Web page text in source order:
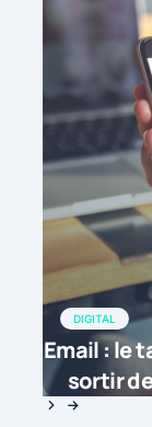
DIGITAL
Email : le
sortir